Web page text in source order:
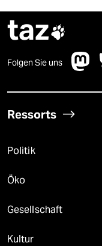
taz
Folgen Sie uns
Ressorts
Politik
Öko
Gesellschaft
Kultur